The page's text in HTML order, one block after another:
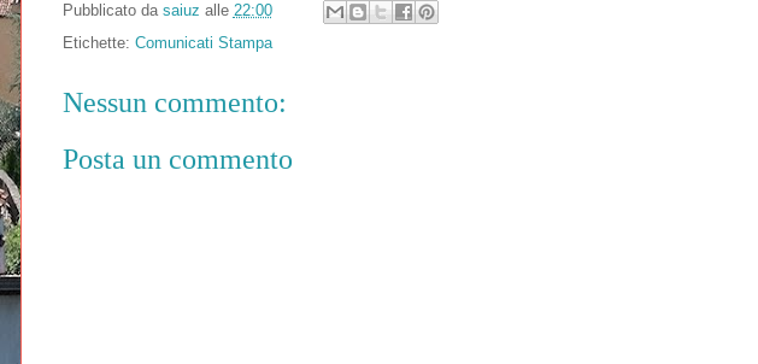
Pubblicato da saiuz alle 22:00
Etichette: Comunicati Stampa
Nessun commento:
Posta un commento